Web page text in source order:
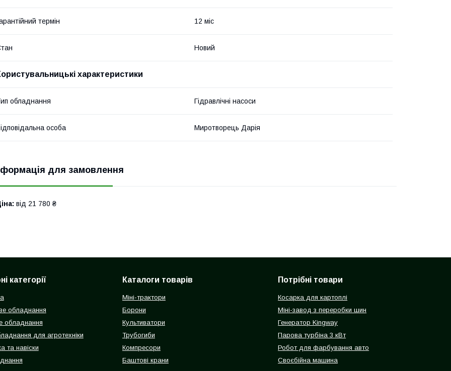
термін 12 міс
Новий
характеристики
обладнання Гідравлічні насоси
особа Миротворець Дарія
для замовлення
від 21 780 ₴
категорії
обладнання
обладнання
для агротехніки
та навіски
Каталоги товарів
Міні-трактори
Борони
Культиватори
Трубогиби
Компресори
Баштові крани
Потрібні товари
Косарка для картоплі
Міні-завод з переробки шин
Генератор Kingway
Парова турбіна 3 кВт
Робот для фарбування авто
Своєбійна машина